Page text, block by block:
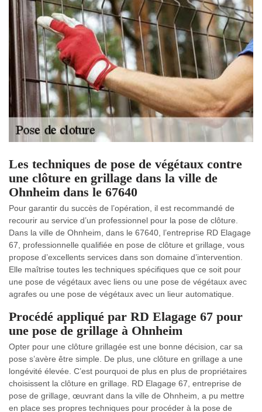
Les techniques de pose de végétaux contre
une clôture en grillage dans la ville de
Ohnheim dans le 67640
Pour garantir du succès de l’opération, il est recommandé de
recourir au service d’un professionnel pour la pose de clôture.
Dans la ville de Ohnheim, dans le 67640, l’entreprise RD Elagage
67, professionnelle qualifiée en pose de clôture et grillage, vous
propose d’excellents services dans son domaine d’intervention.
Elle maîtrise toutes les techniques spécifiques que ce soit pour
une pose de végétaux avec liens ou une pose de végétaux avec
agrafes ou une pose de végétaux avec un lieur automatique.
Procédé appliqué par RD Elagage 67 pour
une pose de grillage à Ohnheim
Opter pour une clôture grillagée est une bonne décision, car sa
pose s’avère être simple. De plus, une clôture en grillage a une
longévité élevée. C’est pourquoi de plus en plus de propriétaires
choisissent la clôture en grillage. RD Elagage 67, entreprise de
pose de grillage, œuvrant dans la ville de Ohnheim, a pu mettre
en place ses propres techniques pour procéder à la pose de